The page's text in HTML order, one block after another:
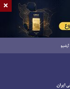
آرشیو
×